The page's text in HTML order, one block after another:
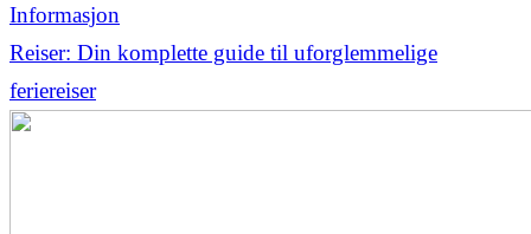
Informasjon
Reiser: Din komplette guide til uforglemmelige
feriereiser